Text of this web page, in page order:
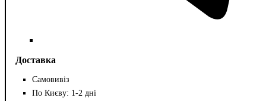
Доставка
Самовивіз
По Києву: 1-2 дні